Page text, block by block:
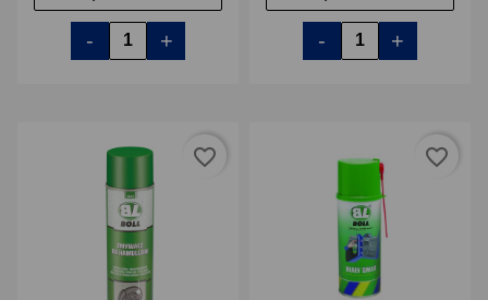
- + - +
favorite_border favorite_border